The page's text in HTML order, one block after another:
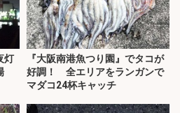
灯
『大阪南港魚つり園』でタコが
好調！ 全エリアをランガンで
マダコ24杯キャッチ